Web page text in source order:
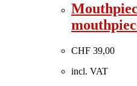
CHF 39,00
incl. VAT